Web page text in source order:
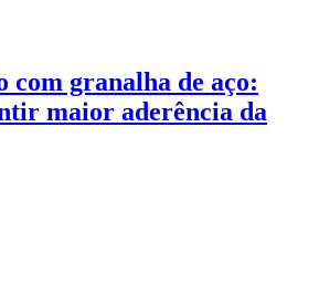
com granalha de aço:
maior aderência da